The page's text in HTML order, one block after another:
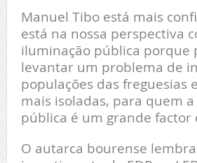
Manuel Tibo está mais
está na nossa perspectiva
iluminação pública porque
levantar um problema de
populações das freguesias
mais isoladas, para quem
pública é um grande factor
O autarca bourense